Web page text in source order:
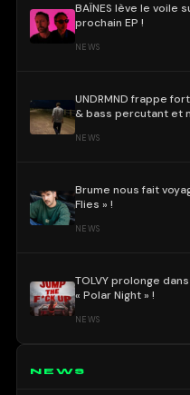
BAÏNES lève le voile
prochain EP !
NEWS
UNDRMND frappe
& bass percutant et
NEWS
Brume nous fait
Flies » !
NEWS
TOLVY prolonge
« Polar Night » !
NEWS
NEWS